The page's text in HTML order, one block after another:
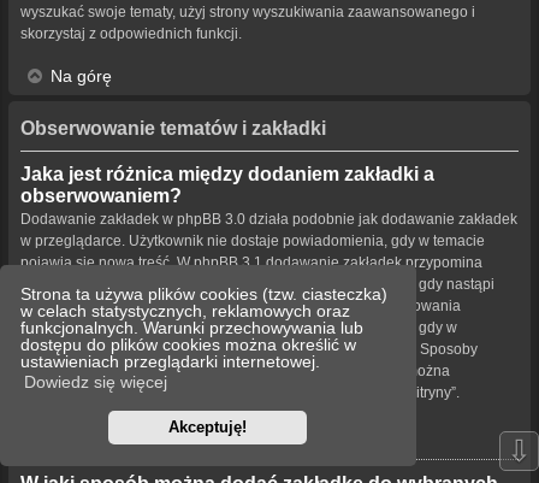
Strona ta używa plików cookies (tzw. ciasteczka)
w celach statystycznych, reklamowych oraz
funkcjonalnych. Warunki przechowywania lub
dostępu do plików cookies można określić w
ustawieniach przeglądarki internetowej.
Dowiedz się więcej
Akceptuję!
wyszukać swoje tematy, użyj strony wyszukiwania zaawansowanego i
skorzystaj z odpowiednich funkcji.
Na górę
Obserwowanie tematów i zakładki
Jaka jest różnica między dodaniem zakładki a
obserwowaniem?
Dodawanie zakładek w phpBB 3.0 działa podobnie jak dodawanie zakładek
w przeglądarce. Użytkownik nie dostaje powiadomienia, gdy w temacie
pojawia się nowa treść. W phpBB 3.1 dodawanie zakładek przypomina
obserwowanie tematu. Użytkownik może być powiadamiany, gdy nastąpi
aktualizacja tematu oznaczonego zakładką. Funkcja obserwowania
powiadamia użytkownika – w wybrany przez niego sposób – gdy w
obserwowanym temacie bądź forum pojawiła się nowa treść. Sposoby
powiadamiania dla zakładek i obserwowanych elementów można
konfigurować w panelu użytkownika na karcie „Ustawienia witryny”.
⇩